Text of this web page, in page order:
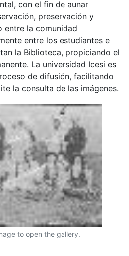
con el fin de aunar
preservación y
entre la comunidad
entre los estudiantes e
la Biblioteca, propiciando el
La universidad Icesi es
de difusión, facilitando
la consulta de las imágenes.
to open the gallery.